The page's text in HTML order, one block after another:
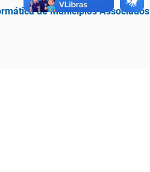
de Municípios Associados